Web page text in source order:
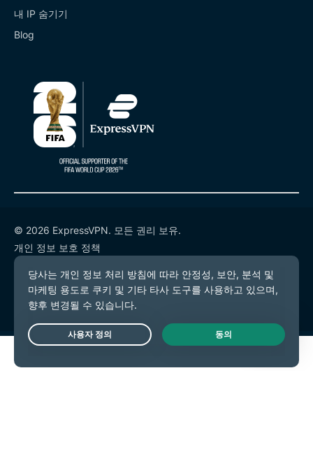
내 IP 숨기기
Blog
© 2026 ExpressVPN. 모든 권리 보유.
개인 정보 보호 정책
서비스 약관
쿠키 기본 설정
Live Chat